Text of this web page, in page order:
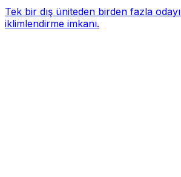
Tek bir dış üniteden birden fazla odayı
iklimlendirme imkanı.